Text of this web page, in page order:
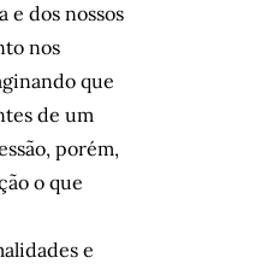
e dos nossos
nos
que
de um
porém,
o que
e